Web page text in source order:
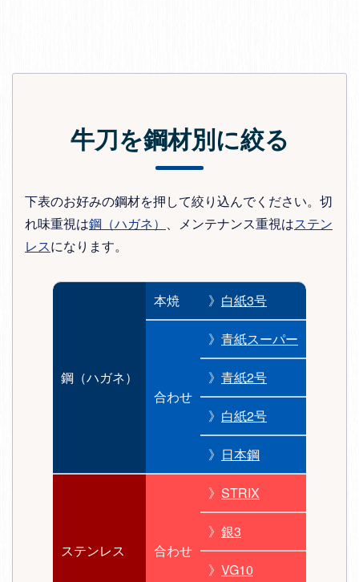
牛刀を鋼材別に絞る
下表のお好みの鋼材を押して絞り込んでください。切
れ味重視は鋼（ハガネ） 、メンテナンス重視はステン
レスになります。
鋼（ハガネ）
本焼 》 白紙3号
合わせ
》 青紙スーパー
》 青紙2号
》 白紙2号
》 日本鋼
ステンレス 合わせ
》 STRIX
》 銀3
》 VG10